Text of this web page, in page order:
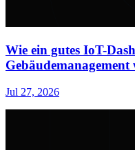
Wie ein gutes IoT-
Jul 27, 2026